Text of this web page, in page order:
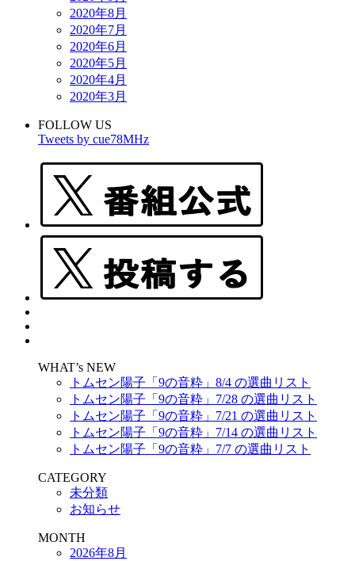
2020年8月
2020年7月
2020年6月
2020年5月
2020年4月
2020年3月
FOLLOW US
Tweets by cue78MHz
WHAT’s NEW
トムセン陽子「9の音粋」8/4 の選曲リスト
トムセン陽子「9の音粋」7/28 の選曲リスト
トムセン陽子「9の音粋」7/21 の選曲リスト
トムセン陽子「9の音粋」7/14 の選曲リスト
トムセン陽子「9の音粋」7/7 の選曲リスト
CATEGORY
未分類
お知らせ
MONTH
2026年8月